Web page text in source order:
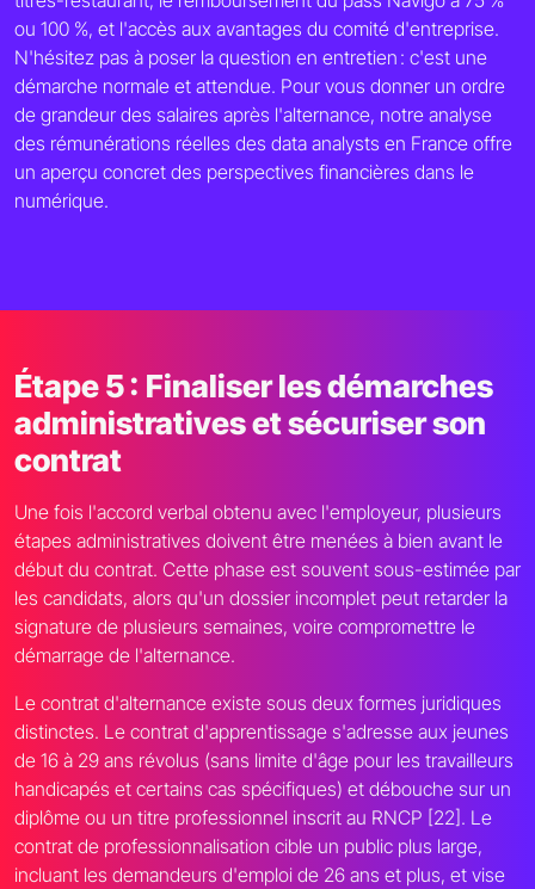
ou 100 %, et l'accès aux avantages du comité d'entreprise.
N'hésitez pas à poser la question en entretien : c'est une
démarche normale et attendue. Pour vous donner un ordre
de grandeur des salaires après l'alternance, notre analyse
des rémunérations réelles des data analysts en France offre
un aperçu concret des perspectives financières dans le
numérique.
Étape 5 : Finaliser les démarches
administratives et sécuriser son
contrat
Une fois l'accord verbal obtenu avec l'employeur, plusieurs
étapes administratives doivent être menées à bien avant le
début du contrat. Cette phase est souvent sous-estimée par
les candidats, alors qu'un dossier incomplet peut retarder la
signature de plusieurs semaines, voire compromettre le
démarrage de l'alternance.
Le contrat d'alternance existe sous deux formes juridiques
distinctes. Le contrat d'apprentissage s'adresse aux jeunes
de 16 à 29 ans révolus (sans limite d'âge pour les travailleurs
handicapés et certains cas spécifiques) et débouche sur un
diplôme ou un titre professionnel inscrit au RNCP [22]. Le
contrat de professionnalisation cible un public plus large,
incluant les demandeurs d'emploi de 26 ans et plus, et vise